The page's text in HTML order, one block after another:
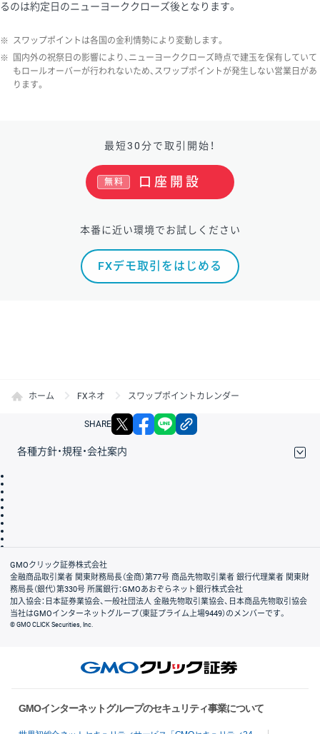
るのは約定日のニューヨーククローズ後となります。
※ スワップポイントは各国の金利情勢により変動します。
※
国内外の祝祭日の影響により、ニューヨーククローズ時点で建玉を保有していて
もロールオーバーが行われないため、スワップポイントが発生しない営業日があ
ります。
最短30分で取引開始！
口座開設
無料
本番に近い環境でお試しください
FXデモ取引をはじめる
ホーム FXネオ スワップポイントカレンダー
SHARE X facebook
各種方針・規程・会社案内
会社案内
GMOクリック証券株式会社
金融商品取引業者 関東財務局長（金商）第77号 商品先物取引業者 銀行代理業者 関東財
務局長（銀代）第330号 所属銀行：GMOあおぞらネット銀行株式会社
加入協会：日本証券業協会、一般社団法人 金融先物取引業協会、日本商品先物取引協会
当社はGMOインターネットグループ（東証プライム上場9449）のメンバーです。
© GMO CLICK Securities, Inc.
GMOインターネットグループのセキュリティ事業について